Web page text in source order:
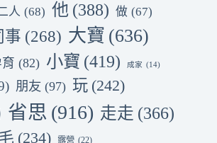
人 (68) 他 (388) 做 (67)
事 (268) 大寶 (636)
(82) 小寶 (419) 成家 (14)
朋友 (97) 玩 (242)
省思 (916) 走走 (366)
(234) 露營 (22)